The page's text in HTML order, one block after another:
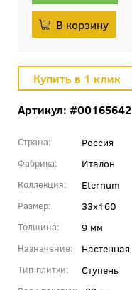
Артикул: #00165642
Страна Россия
Фабрика Италон
Коллекция Eternum
Размер 33x160
Толщина 9 мм
Назначение Настенная
Тип плитки Ступень